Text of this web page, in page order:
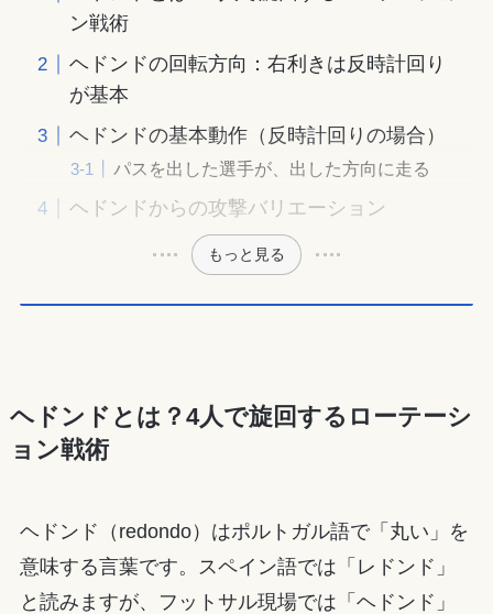
ン戦術
ヘドンドの回転方向：右利きは反時計回り
が基本
ヘドンドの基本動作（反時計回りの場合）
パスを出した選手が、出した方向に走る
ヘドンドからの攻撃バリエーション
もっと見る
ヘドンドとは？4人で旋回するローテーシ
ョン戦術
ヘドンド（redondo）はポルトガル語で「丸い」を
意味する言葉です。スペイン語では「レドンド」
と読みますが、フットサル現場では「ヘドンド」